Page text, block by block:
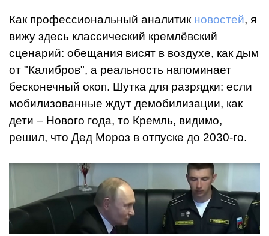
Как профессиональный аналитик новостей, я
вижу здесь классический кремлёвский
сценарий: обещания висят в воздухе, как дым
от "Калибров", а реальность напоминает
бесконечный окоп. Шутка для разрядки: если
мобилизованные ждут демобилизации, как
дети – Нового года, то Кремль, видимо,
решил, что Дед Мороз в отпуске до 2030-го.